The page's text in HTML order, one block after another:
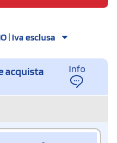
| Iva esclusa
acquista
Info